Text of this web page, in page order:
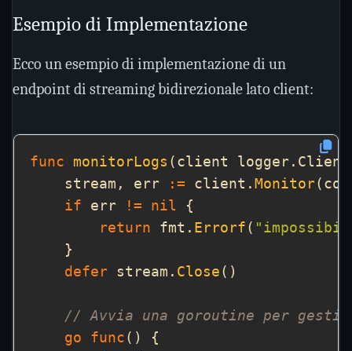
Esempio di Implementazione
Ecco un esempio di implementazione di un
endpoint di streaming bidirezionale lato client:
func monitorLogs (client
    stream, err
:= client. Monitor
if err != nil
return fmt. Errorf (
defer stream. Close
// Avvia una goroutine per
go
func